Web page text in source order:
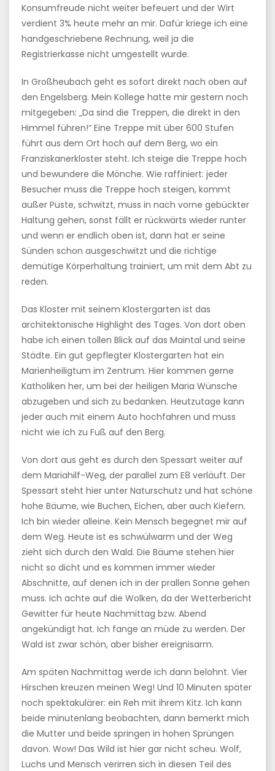
Konsumfreude nicht weiter befeuert und der Wirt
verdient 3% heute mehr an mir. Dafür kriege ich eine
handgeschriebene Rechnung, weil ja die
Registrierkasse nicht umgestellt wurde.
In Großheubach geht es sofort direkt nach oben auf
den Engelsberg. Mein Kollege hatte mir gestern noch
mitgegeben: „Da sind die Treppen, die direkt in den
Himmel führen!“ Eine Treppe mit über 600 Stufen
führt aus dem Ort hoch auf dem Berg, wo ein
Franziskanerkloster steht. Ich steige die Treppe hoch
und bewundere die Mönche. Wie raffiniert: jeder
Besucher muss die Treppe hoch steigen, kommt
außer Puste, schwitzt, muss in nach vorne gebückter
Haltung gehen, sonst fällt er rückwärts wieder runter
und wenn er endlich oben ist, dann hat er seine
Sünden schon ausgeschwitzt und die richtige
demütige Körperhaltung trainiert, um mit dem Abt zu
reden.
Das Kloster mit seinem Klostergarten ist das
architektonische Highlight des Tages. Von dort oben
habe ich einen tollen Blick auf das Maintal und seine
Städte. Ein gut gepflegter Klostergarten hat ein
Marienheiligtum im Zentrum. Hier kommen gerne
Katholiken her, um bei der heiligen Maria Wünsche
abzugeben und sich zu bedanken. Heutzutage kann
jeder auch mit einem Auto hochfahren und muss
nicht wie ich zu Fuß auf den Berg.
Von dort aus geht es durch den Spessart weiter auf
dem Mariahilf-Weg, der parallel zum E8 verläuft. Der
Spessart steht hier unter Naturschutz und hat schöne
hohe Bäume, wie Buchen, Eichen, aber auch Kiefern.
Ich bin wieder alleine. Kein Mensch begegnet mir auf
dem Weg. Heute ist es schwülwarm und der Weg
zieht sich durch den Wald. Die Bäume stehen hier
nicht so dicht und es kommen immer wieder
Abschnitte, auf denen ich in der prallen Sonne gehen
muss. Ich achte auf die Wolken, da der Wetterbericht
Gewitter für heute Nachmittag bzw. Abend
angekündigt hat. Ich fange an müde zu werden. Der
Wald ist zwar schön, aber bisher ereignisarm.
Am späten Nachmittag werde ich dann belohnt. Vier
Hirschen kreuzen meinen Weg! Und 10 Minuten später
noch spektakulärer: ein Reh mit ihrem Kitz. Ich kann
beide minutenlang beobachten, dann bemerkt mich
die Mutter und beide springen in hohen Sprüngen
davon. Wow! Das Wild ist hier gar nicht scheu. Wolf,
Luchs und Mensch verirren sich in diesen Teil des